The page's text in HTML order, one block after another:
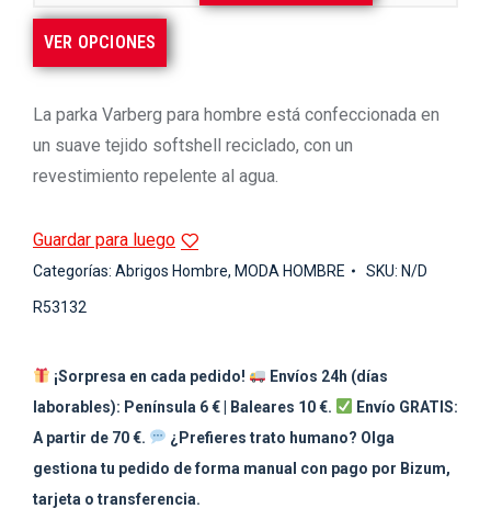
VER OPCIONES
La parka Varberg para hombre está confeccionada en
un suave tejido softshell reciclado, con un
revestimiento repelente al agua.
Guardar para luego
Categorías: Abrigos Hombre, MODA HOMBRE SKU: N/D
R53132
¡Sorpresa en cada pedido!
Envíos 24h (días
laborables): Península 6 € | Baleares 10 €.
Envío GRATIS:
A partir de 70 €.
¿Prefieres trato humano? Olga
gestiona tu pedido de forma manual con pago por Bizum,
tarjeta o transferencia.